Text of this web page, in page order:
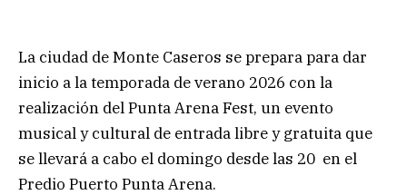
La ciudad de Monte Caseros se prepara para dar
inicio a la temporada de verano 2026 con la
realización del Punta Arena Fest, un evento
musical y cultural de entrada libre y gratuita que
se llevará a cabo el domingo desde las 20 en el
Predio Puerto Punta Arena.